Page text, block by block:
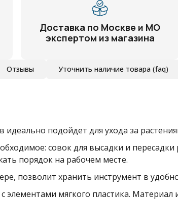
Доставка по Москве и МО
экспертом из магазина
Отзывы Уточнить наличие товара (faq)
подойдет для ухода за
совок для высадки и
порядок на рабочем месте.
позволит хранить инструмент в
элементами мягкого пластика.